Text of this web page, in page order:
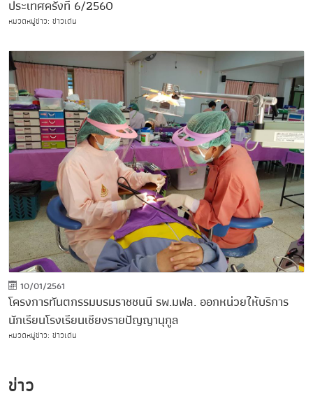
ประเทศครั้งที่ 6/2560
หมวดหมู่ข่าว: ข่าวเด่น
10/01/2561
โครงการทันตกรรมบรมราชชนนี รพ.มฟล. ออกหน่วยให้บริการ
นักเรียนโรงเรียนเชียงรายปัญญานุกูล
หมวดหมู่ข่าว: ข่าวเด่น
ข่าว